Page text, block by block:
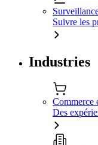
Suivre les
Industries
Commerce
Des